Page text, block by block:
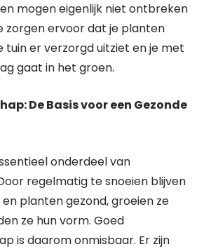
mogen eigenlijk niet ontbreken
zorgen ervoor dat je planten
tuin er verzorgd uitziet en je met
gaat in het groen.
De Basis voor een Gezonde
onderdeel van
regelmatig te snoeien blijven
planten gezond, groeien ze
ze hun vorm. Goed
is daarom onmisbaar. Er zijn